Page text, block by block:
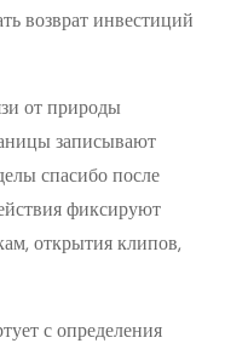
возврат инвестиций
от природы
записывают
спасибо после
фиксируют
открытия клипов,
с определения